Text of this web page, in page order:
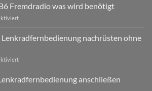
Fremdradio was wird benötigt
für
Passat
B6
was
benötigt
Lenkradfernbedienung nachrüsten ohne
für
Fusion
Lenkradfernbedienung
anschließen